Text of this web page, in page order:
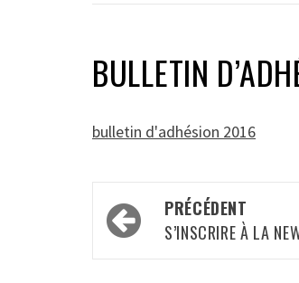
BULLETIN
bulletin d'adhésion 2016
Navigation
d’article
PRÉCÉDENT
S’INSCRIRE À LA